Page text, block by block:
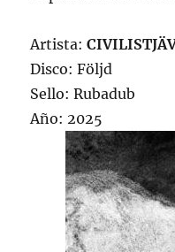
Artista:
Disco: Följd
Sello: Rubadub
Año: 2025